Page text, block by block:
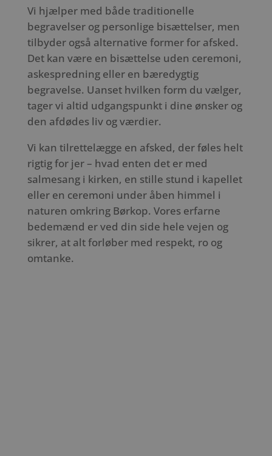
Vi hjælper med både traditionelle
begravelser og personlige bisættelser, men
tilbyder også alternative former for afsked.
Det kan være en bisættelse uden ceremoni,
askespredning eller en bæredygtig
begravelse. Uanset hvilken form du vælger,
tager vi altid udgangspunkt i dine ønsker og
den afdødes liv og værdier.
Vi kan tilrettelægge en afsked, der føles helt
rigtig for jer – hvad enten det er med
salmesang i kirken, en stille stund i kapellet
eller en ceremoni under åben himmel i
naturen omkring Børkop. Vores erfarne
bedemænd er ved din side hele vejen og
sikrer, at alt forløber med respekt, ro og
omtanke.